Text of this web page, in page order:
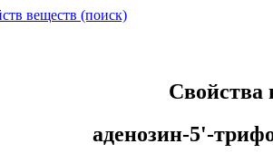
веществ (поиск)
Свойства
аденозин-5'-